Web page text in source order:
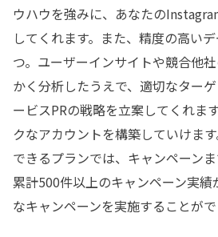
ウハウを強みに、あなたの
してくれます。また、精度の高い
つ。ユーザーインサイトや競合他
かく分析したうえで、適切なター
ービスPRの戦略を立案してくれま
クなアカウントを構築していけま
できるプランでは、キャンペーンま
累計500件以上のキャンペーン実績
なキャンペーンを実施することがで